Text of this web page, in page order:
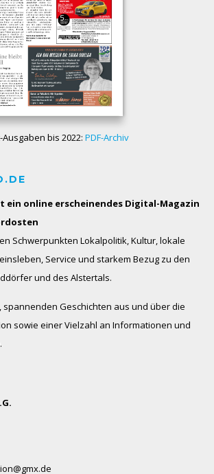
bis 2022: PDF-Archiv
ein online erscheinendes Digital-Magazin
Schwerpunkten Lokalpolitik, Kultur, lokale
Service und starkem Bezug zu den
und des Alstertals.
spannenden Geschichten aus und über die
sowie einer Vielzahl an Informationen und